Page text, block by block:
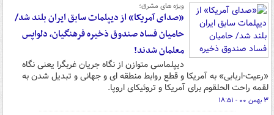
ویژه های مشرق؛
«صدای آمریکا» از دیپلمات سابق ایران بلند شد/
حامیان فساد صندوق ذخیره فرهنگیان، دلواپس
معلمان شدند!
دیپلماسی متوازن از نگاه جریان غربگرا یعنی نگاه
«رعیت-اربابی» به آمریکا و قطع روابط منطقه ای و جهانی و تبدیل شدن به
لقمه راحت الحلقوم برای آمریکا و تروئیکای اروپا.
۳ بهمن ۰۰ - ۱۸:۵۱